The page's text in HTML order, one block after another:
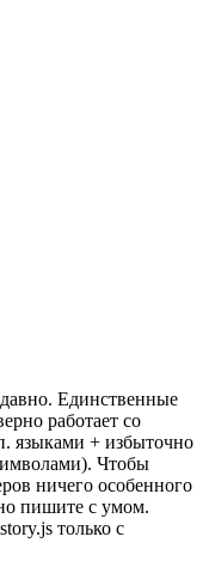
Единственные
работает со
языками + избыточно
Чтобы
ничего особенного
пишите с умом.
только с